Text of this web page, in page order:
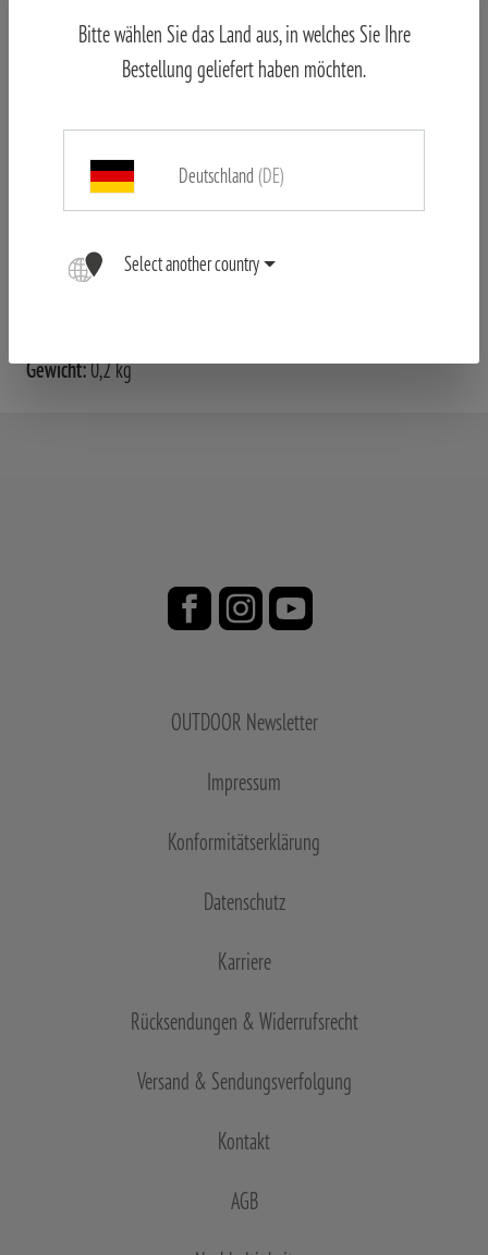
10.000+ zufriedene Kunden weltweit
Artikel-Nr. 80408099
Gewicht:0,2 kg
OUTDOOR Newsletter
Impressum
Konformitätserklärung
Datenschutz
Karriere
Rücksendungen & Widerrufsrecht
Versand & Sendungsverfolgung
Kontakt
AGB
Bitte wählen Sie das Land aus, in welches Sie Ihre
Bestellung geliefert haben möchten.
Deutschland (DE)
Select another country